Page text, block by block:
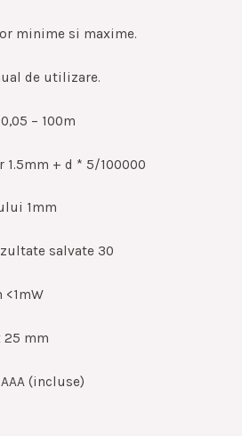
minime si maxime.
de utilizare.
– 100m
+ d * 5/100000
1mm
salvate 30
25 mm
(incluse)